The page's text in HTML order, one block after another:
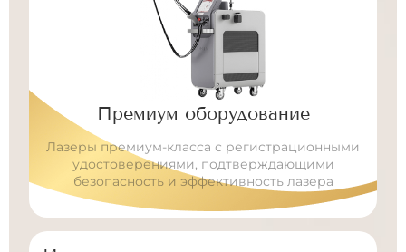
Премиум оборудование
Лазеры премиум-класса с регистрационными
удостоверениями, подтверждающими
безопасность и эффективность лазера